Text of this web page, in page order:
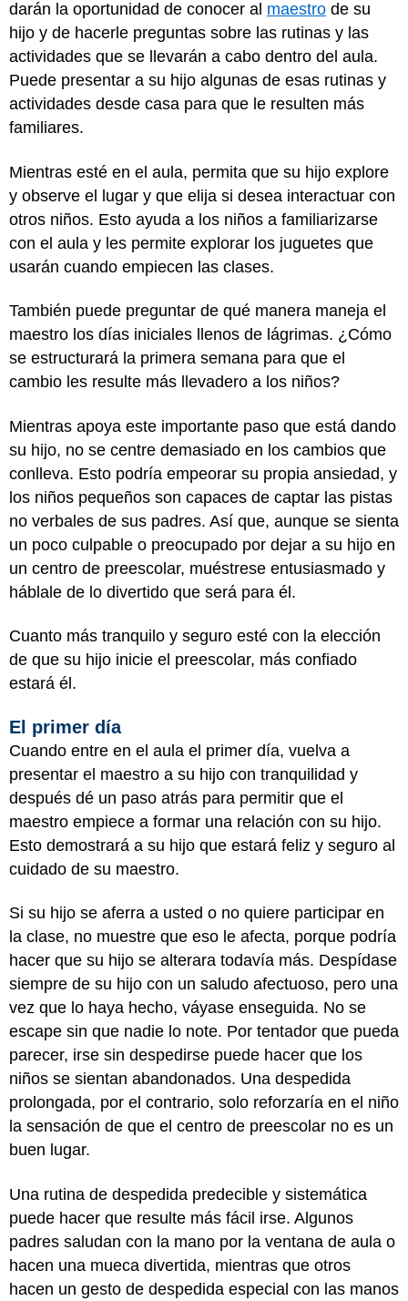
darán la oportunidad de conocer al maestro de su
hijo y de hacerle preguntas sobre las rutinas y las
actividades que se llevarán a cabo dentro del aula.
Puede presentar a su hijo algunas de esas rutinas y
actividades desde casa para que le resulten más
familiares.
Mientras esté en el aula, permita que su hijo explore
y observe el lugar y que elija si desea interactuar con
otros niños. Esto ayuda a los niños a familiarizarse
con el aula y les permite explorar los juguetes que
usarán cuando empiecen las clases.
También puede preguntar de qué manera maneja el
maestro los días iniciales llenos de lágrimas. ¿Cómo
se estructurará la primera semana para que el
cambio les resulte más llevadero a los niños?
Mientras apoya este importante paso que está dando
su hijo, no se centre demasiado en los cambios que
conlleva. Esto podría empeorar su propia ansiedad, y
los niños pequeños son capaces de captar las pistas
no verbales de sus padres. Así que, aunque se sienta
un poco culpable o preocupado por dejar a su hijo en
un centro de preescolar, muéstrese entusiasmado y
háblale de lo divertido que será para él.
Cuanto más tranquilo y seguro esté con la elección
de que su hijo inicie el preescolar, más confiado
estará él.
El primer día
Cuando entre en el aula el primer día, vuelva a
presentar el maestro a su hijo con tranquilidad y
después dé un paso atrás para permitir que el
maestro empiece a formar una relación con su hijo.
Esto demostrará a su hijo que estará feliz y seguro al
cuidado de su maestro.
Si su hijo se aferra a usted o no quiere participar en
la clase, no muestre que eso le afecta, porque podría
hacer que su hijo se alterara todavía más. Despídase
siempre de su hijo con un saludo afectuoso, pero una
vez que lo haya hecho, váyase enseguida. No se
escape sin que nadie lo note. Por tentador que pueda
parecer, irse sin despedirse puede hacer que los
niños se sientan abandonados. Una despedida
prolongada, por el contrario, solo reforzaría en el niño
la sensación de que el centro de preescolar no es un
buen lugar.
Una rutina de despedida predecible y sistemática
puede hacer que resulte más fácil irse. Algunos
padres saludan con la mano por la ventana de aula o
hacen una mueca divertida, mientras que otros
hacen un gesto de despedida especial con las manos